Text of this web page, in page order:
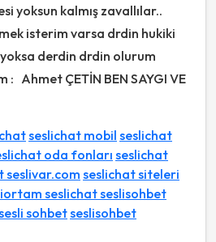
yoksun kalmış zavallılar..
isterim varsa drdin hukiki
yoksa derdin drdin olurum
: Ahmet ÇETİN BEN SAYGI VE
seslichat mobil seslichat
oda fonları seslichat
seslivar.com seslichat siteleri
seslichat seslisohbet
sohbetseslisohbet